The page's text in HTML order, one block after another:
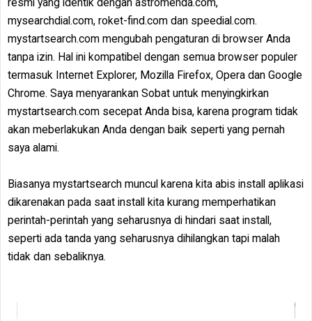
resmi yang identik dengan astromenda.com,
mysearchdial.com, roket-find.com dan speedial.com.
mystartsearch.com mengubah pengaturan di browser Anda
tanpa izin. Hal ini kompatibel dengan semua browser populer
termasuk Internet Explorer, Mozilla Firefox, Opera dan Google
Chrome. Saya menyarankan Sobat untuk menyingkirkan
mystartsearch.com secepat Anda bisa, karena program tidak
akan meberlakukan Anda dengan baik seperti yang pernah
saya alami.
Biasanya mystartsearch muncul karena kita abis install aplikasi
dikarenakan pada saat install kita kurang memperhatikan
perintah-perintah yang seharusnya di hindari saat install,
seperti ada tanda yang seharusnya dihilangkan tapi malah
tidak dan sebaliknya.